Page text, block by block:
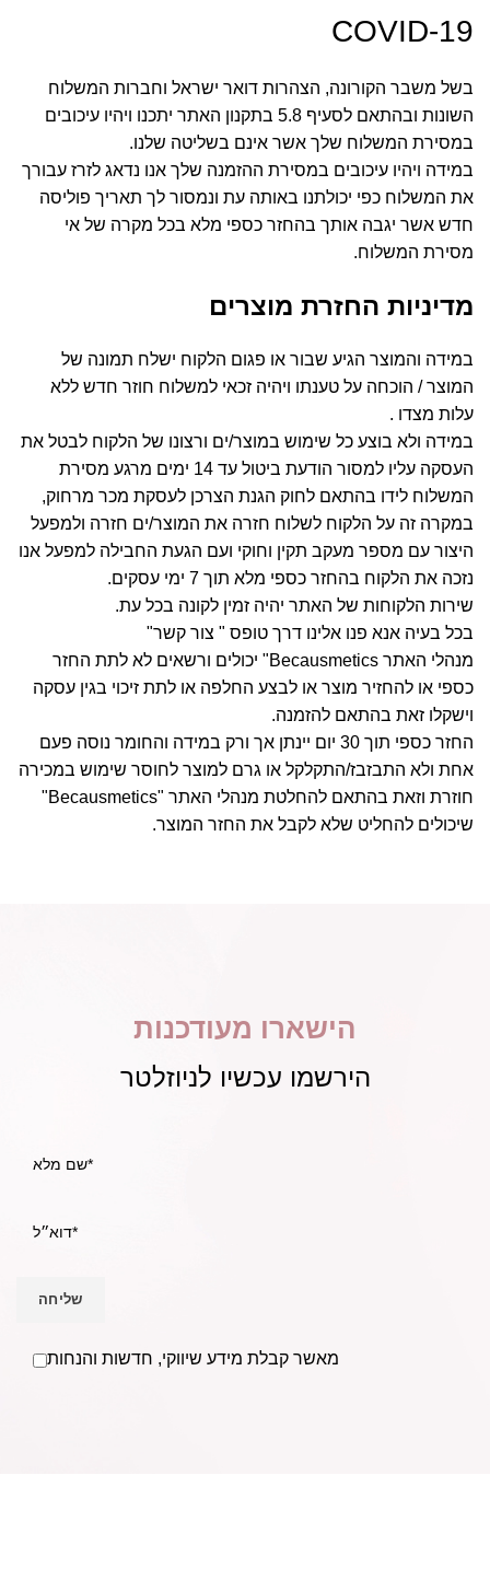
COVID-19
בשל משבר הקורונה, הצהרות דואר ישראל וחברות המשלוח
השונות ובהתאם לסעיף 5.8 בתקנון האתר יתכנו ויהיו עיכובים
במסירת המשלוח שלך אשר אינם בשליטה שלנו.
במידה ויהיו עיכובים במסירת ההזמנה שלך אנו נדאג לזרז עבורך
את המשלוח כפי יכולתנו באותה עת ונמסור לך תאריך פוליסה
חדש אשר יגבה אותך בהחזר כספי מלא בכל מקרה של אי
מסירת המשלוח.
מדיניות החזרת מוצרים
במידה והמוצר הגיע שבור או פגום הלקוח ישלח תמונה של
המוצר / הוכחה על טענתו ויהיה זכאי למשלוח חוזר חדש ללא
עלות מצדו .
במידה ולא בוצע כל שימוש במוצר/ים ורצונו של הלקוח לבטל את
העסקה עליו למסור הודעת ביטול עד 14 ימים מרגע מסירת
המשלוח לידו בהתאם לחוק הגנת הצרכן לעסקת מכר מרחוק,
במקרה זה על הלקוח לשלוח חזרה את המוצר/ים חזרה ולמפעל
היצור עם מספר מעקב תקין וחוקי ועם הגעת החבילה למפעל אנו
נזכה את הלקוח בהחזר כספי מלא תוך 7 ימי עסקים.
שירות הלקוחות של האתר יהיה זמין לקונה בכל עת.
בכל בעיה אנא פנו אלינו דרך טופס " צור קשר"
מנהלי האתר Becausmetics" יכולים ורשאים לא לתת החזר
כספי או להחזיר מוצר או לבצע החלפה או לתת זיכוי בגין עסקה
וישקלו זאת בהתאם להזמנה.
החזר כספי תוך 30 יום יינתן אך ורק במידה והחומר נוסה פעם
אחת ולא התבזבז/התקלקל או גרם למוצר לחוסר שימוש במכירה
חוזרת וזאת בהתאם להחלטת מנהלי האתר "Becausmetics"
שיכולים להחליט שלא לקבל את החזר המוצר.
הישארו מעודכנות
הירשמו עכשיו לניוזלטר
מאשר קבלת מידע שיווקי, חדשות והנחות